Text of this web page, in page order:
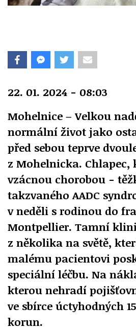
22. 01. 2024 - 08:03
Mohelnice – Velkou
normální život jako
před sebou teprve
z Mohelnicka. Chlapec,
vzácnou chorobou -
takzvaného AADC
v neděli s rodinou do
Montpellier. Tamní
z několika na světě,
malému pacientovi
speciální léčbu. Na
kterou nehradí
ve sbírce úctyhodných
korun.